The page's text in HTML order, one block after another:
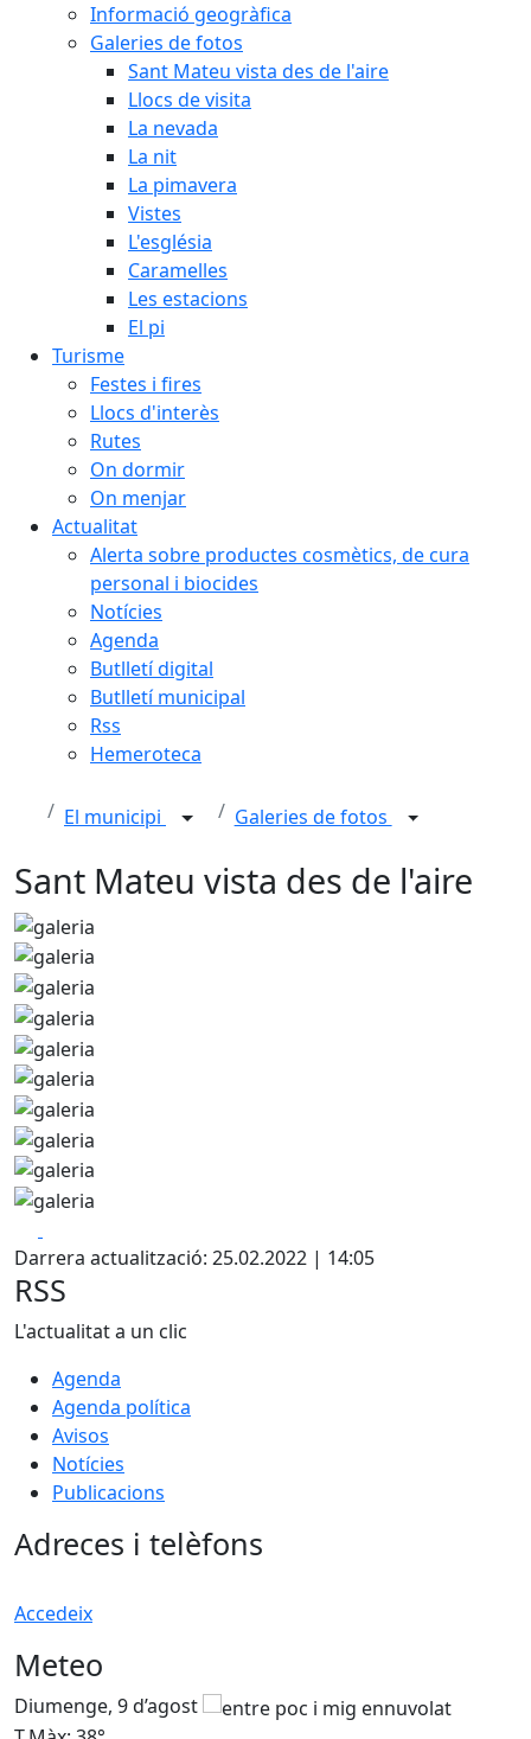
Informació geogràfica
Galeries de fotos
Sant Mateu vista des de l'aire
Llocs de visita
La nevada
La nit
La pimavera
Vistes
L'església
Caramelles
Les estacions
El pi
Turisme
Festes i fires
Llocs d'interès
Rutes
On dormir
On menjar
Actualitat
Alerta sobre productes cosmètics, de cura
personal i biocides
Notícies
Agenda
Butlletí digital
Butlletí municipal
Rss
Hemeroteca
El municipi Galeries de fotos
Sant Mateu vista des de l'aire
Darrera actualització: 25.02.2022 | 14:05
RSS
L'actualitat a un clic
Agenda
Agenda política
Avisos
Notícies
Publicacions
Adreces i telèfons
Accedeix
Meteo
Diumenge, 9 d’agost